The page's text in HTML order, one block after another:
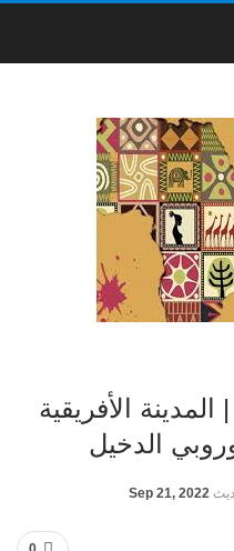
الأفريقية
الدخيل
Sep 21, 2022